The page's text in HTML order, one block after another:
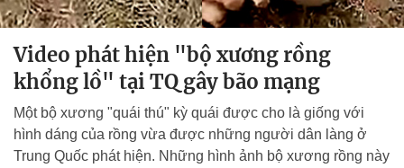
Video phát hiện "bộ xương rồng
khổng lồ" tại TQ gây bão mạng
Một bộ xương "quái thú" kỳ quái được cho là giống với
hình dáng của rồng vừa được những người dân làng ở
Trung Quốc phát hiện. Những hình ảnh bộ xương rồng này